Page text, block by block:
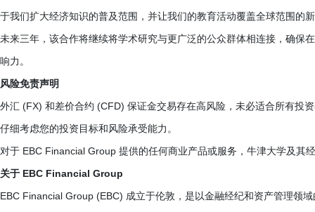
于我们扩大经济知识的普及范围，并让我们的教育活动覆盖全球范围的
未来三年，该合作将继续将学术研究与更广泛的公众群体相连接，确保
响力。
风险免责声明
外汇 (FX) 和差价合约 (CFD) 保证金交易存在高风险，未必适合所有投
仔细考虑您的投资目标和风险承受能力。
对于 EBC Financial Group 提供的任何商业产品或服务，牛津大学及其
关于 EBC Financial Group
EBC Financial Group (EBC) 成立于伦敦，是以金融经纪和资产管理领